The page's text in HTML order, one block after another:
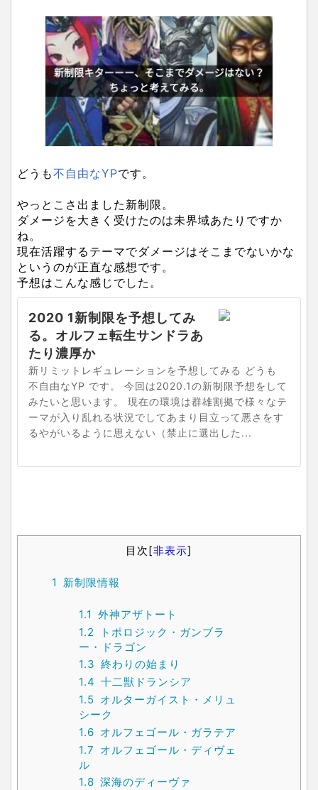
どうも不自由なYPです。
やっとこさ出ました新制限。
ダメージを大きく受けたのは未界域あたりですか
ね。
現在活躍するテーマでダメージはそこまでないかな
というのが正直な感想です。
予想はこんな感じでした。
2020 1新制限を予想してみ
る。オルフェ転生サンドラあ
たり濃厚か
新リミットレギュレーションを予想してみる どうも
不自由なYP です。 今回は2020.1の新制限予想をして
みたいと思います。 現在の環境は群雄割拠で様々なテ
ーマが入り乱れる状況でしてあまり目立って悪さをす
るやがいるように思えない（禁止に選出した...
目次[非表示]
1 新制限情報
1.1 外神アザトート
1.2
トポロジック・ガンブラ
ー・ドラゴン
1.3 終わりの始まり
1.4 十二獣ドランシア
1.5 オルターガイスト・メリュ
シーク
1.6 オルフェゴール・ガラテア
1.7 オルフェゴール・ディヴェ
ル
1.8 深海のディーヴァ